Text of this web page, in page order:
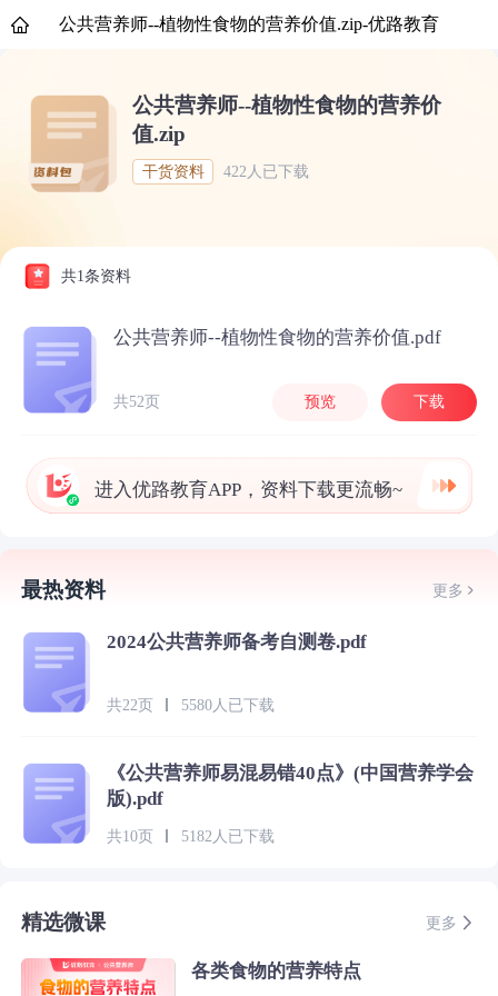
公共营养师--植物性食物的营养价值.zip-优路教育
公共营养师--植物性食物的营养价
值.zip
干货资料 422人已下载
共1条资料
公共营养师--植物性食物的营养价值.pdf
共52页 预览 下载
进入优路教育APP，资料下载更流畅~
最热资料 更多
2024公共营养师备考自测卷.pdf
共22页 5580人已下载
《公共营养师易混易错40点》(中国营养学会
版).pdf
共10页 5182人已下载
精选微课 更多
各类食物的营养特点